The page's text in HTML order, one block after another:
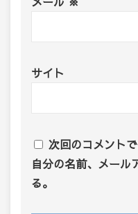
サイト
次回のコメント
自分の名前、メール
る。